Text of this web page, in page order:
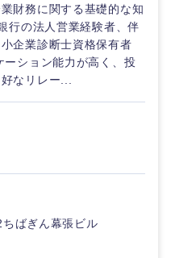
財務に関する基礎的な知
行の法人営業経験者、伴
企業診断士資格保有者
ーション能力が高く、投
なリレー...
ばぎん幕張ビル